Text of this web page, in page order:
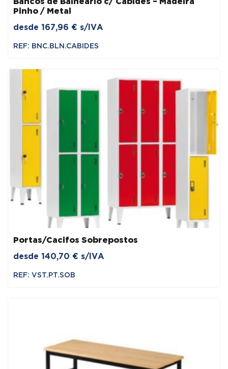
Bancos de Balneário c/ Cabides – Madeira
Pinho / Metal
desde 167,96 € s/IVA
REF: BNC.BLN.CABIDES
Portas/Cacifos Sobrepostos
desde 140,70 € s/IVA
REF: VST.PT.SOB